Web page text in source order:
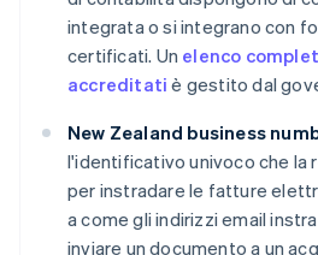
integrata o si integrano con
certificati. Un elenco
accreditati è gestito dal
New Zealand business
l'identificativo univoco che la
per instradare le fatture
a come gli indirizzi email
inviare un documento a un